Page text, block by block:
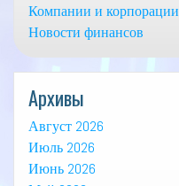
Компании и корпорации
Новости финансов
Архивы
Август 2026
Июль 2026
Июнь 2026